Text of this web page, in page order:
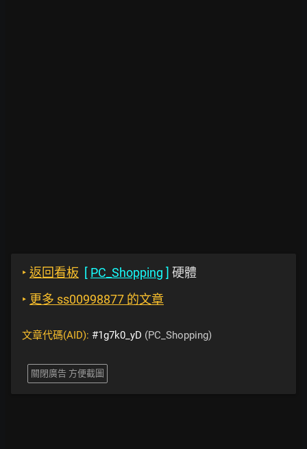
‣ 返回看板 [ PC_Shopping ] 硬體
‣ 更多 ss00998877 的文章
文章代碼(AID): #1g7k0_yD (PC_Shopping)
關閉廣告 方便截圖